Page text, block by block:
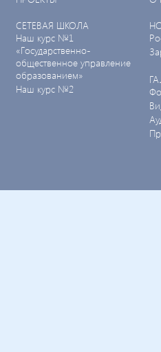
СЕТЕВАЯ ШКОЛА
Наш курс №1
«Государственно-
общественное управление
образованием»
Наш курс №2